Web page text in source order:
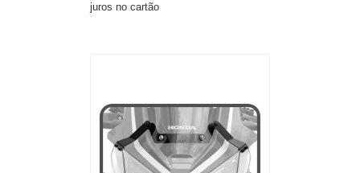
juros no cartão